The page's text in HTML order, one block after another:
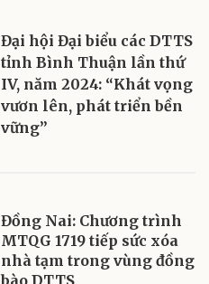
Đại hội Đại biểu các DTTS
tỉnh Bình Thuận lần thứ
IV, năm 2024: “Khát vọng
vươn lên, phát triển bền
vững”
Đồng Nai: Chương trình
MTQG 1719 tiếp sức xóa
nhà tạm trong vùng đồng
bào DTTS